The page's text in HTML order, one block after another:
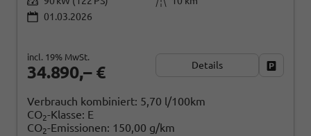
01.03.2026
34.890,– €
incl. 19% MwSt.
Details
Verbrauch kombiniert: 5,70 l/100km
CO2-Klasse: E
CO2-Emissionen: 150,00 g/km